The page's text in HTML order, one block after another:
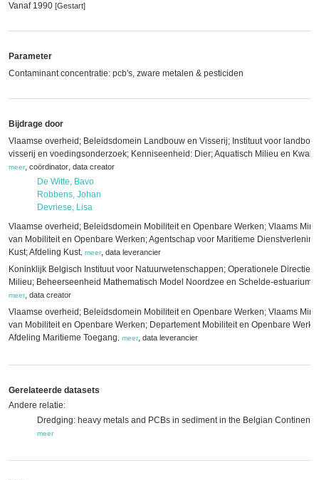
Vanaf 1990 [Gestart]
Parameter
Contaminant concentratie: pcb's, zware metalen & pesticiden
Bijdrage door
Vlaamse overheid; Beleidsdomein Landbouw en Visserij; Instituut voor
visserij en voedingsonderzoek; Kenniseenheid: Dier; Aquatisch Milieu en
meer, coördinator, data creator
De Witte, Bavo
Robbens, Johan
Devriese, Lisa
Vlaamse overheid; Beleidsdomein Mobiliteit en Openbare Werken; Vlaams
van Mobiliteit en Openbare Werken; Agentschap voor Maritieme
Kust; Afdeling Kust meer, data leverancier
Koninklijk Belgisch Instituut voor Natuurwetenschappen; Operationele Directie
Milieu; Beheerseenheid Mathematisch Model Noordzee en Schelde-estuarium
meer, data creator
Vlaamse overheid; Beleidsdomein Mobiliteit en Openbare Werken; Vlaams
van Mobiliteit en Openbare Werken; Departement Mobiliteit en Openbare
Afdeling Maritieme Toegang
meer, data leverancier
Gerelateerde datasets
Andere relatie:
Dredging: heavy metals and PCBs in sediment in the Belgian
meer